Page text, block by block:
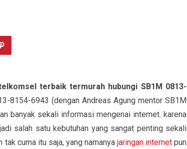
terbaik termurah hubungi SB1M 0813-
8154-6943 (dengan Andreas Agung mentor SB1M
banyak sekali informasi mengenai internet. karena
salah satu kebutuhan yang sangat penting sekali
tak cuma itu saja, yang namanya jaringan internetpun